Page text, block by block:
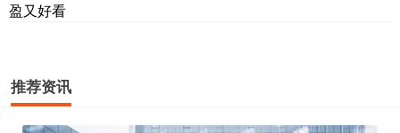
盈又好看
推荐资讯